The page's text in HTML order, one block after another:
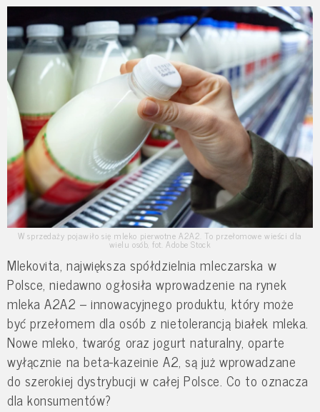
W sprzedaży pojawiło się mleko pierwotne A2A2. To przełomowe wieści dla
wielu osób, fot. Adobe Stock
Mlekovita, największa spółdzielnia mleczarska w
Polsce, niedawno ogłosiła wprowadzenie na rynek
mleka A2A2 – innowacyjnego produktu, który może
być przełomem dla osób z nietolerancją białek mleka.
Nowe mleko, twaróg oraz jogurt naturalny, oparte
wyłącznie na beta-kazeinie A2, są już wprowadzane
do szerokiej dystrybucji w całej Polsce. Co to oznacza
dla konsumentów?